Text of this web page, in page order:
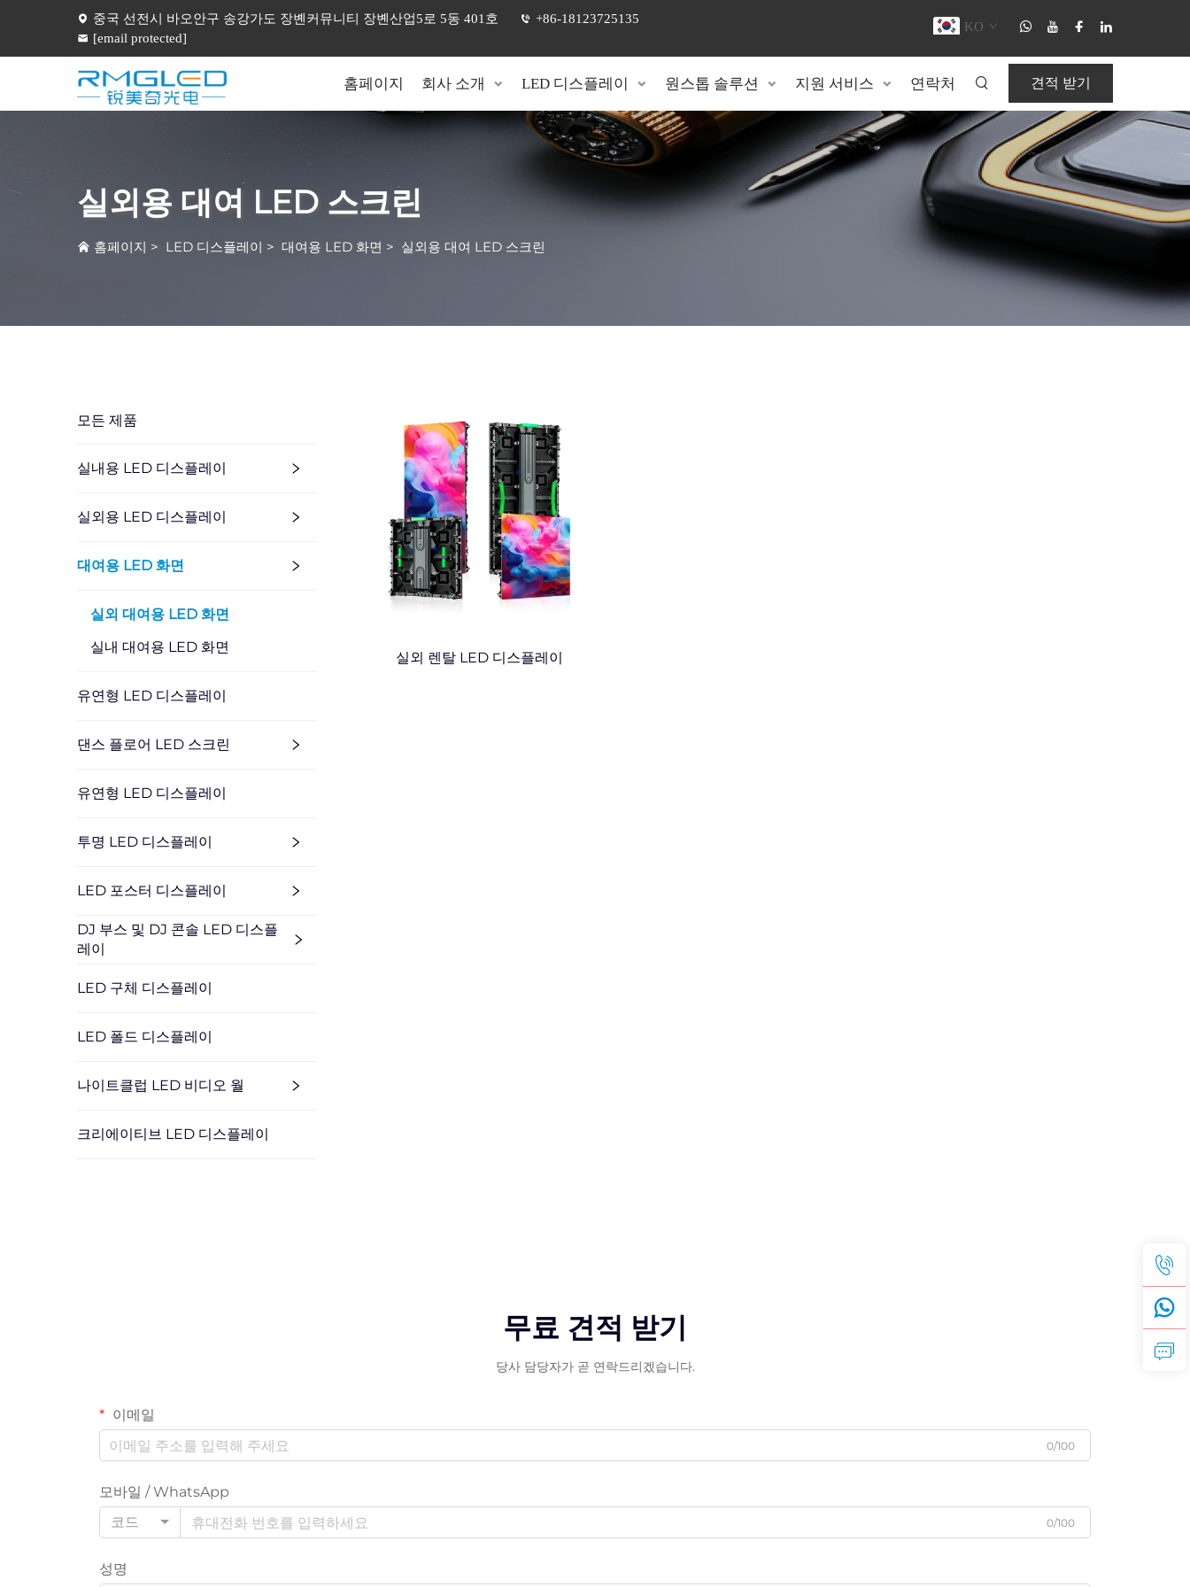
중국 선전시 바오안구 송강가도 장볜커뮤니티 장볜산업5로 5동 401호
+86-18123725135
[email protected]
KO
홈페이지 회사 소개 LED 디스플레이 원스톱 솔루션 지원 서비스 연락처 견적 받기
실외용 대여 LED 스크린
홈페이지 > LED 디스플레이 > 대여용 LED 화면 > 실외용 대여 LED 스크린
모든 제품
실내용 LED 디스플레이
실외용 LED 디스플레이
대여용 LED 화면
실외 대여용 LED 화면
실내 대여용 LED 화면
유연형 LED 디스플레이
댄스 플로어 LED 스크린
유연형 LED 디스플레이
투명 LED 디스플레이
LED 포스터 디스플레이
DJ 부스 및 DJ 콘솔 LED 디스플
레이
LED 구체 디스플레이
LED 폴드 디스플레이
나이트클럽 LED 비디오 월
크리에이티브 LED 디스플레이
실외 렌탈 LED 디스플레이
무료 견적 받기
당사 담당자가 곧 연락드리겠습니다.
이메일
0/100
모바일 / WhatsApp
코드
0/100
성명